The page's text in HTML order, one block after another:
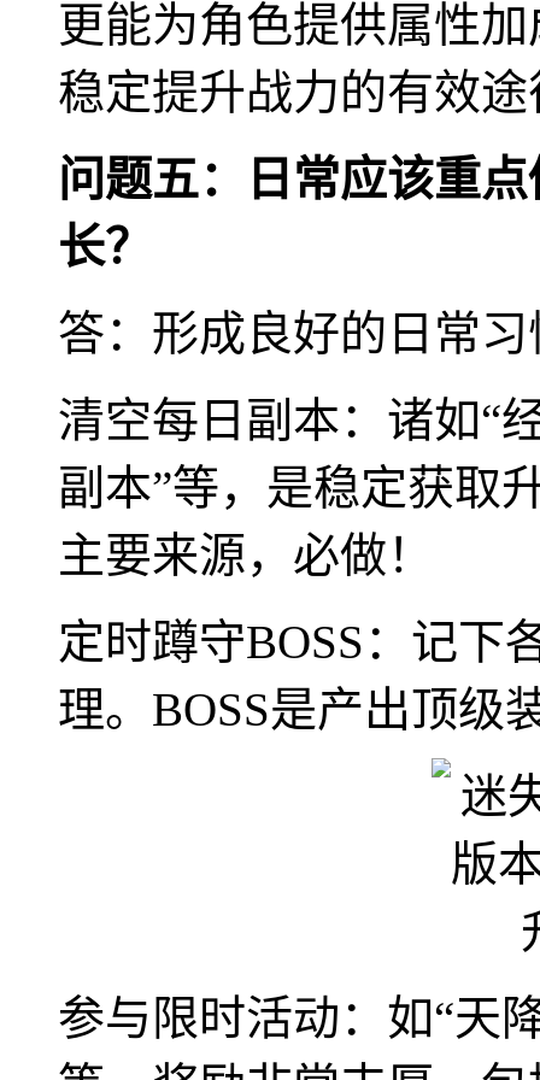
更能为角色提供属性
稳定提升战力的有效途
问题五：日常应该重
长？
答：形成良好的日常
清空每日副本：诸如“
副本”等，是稳定获取
主要来源，必做！
定时蹲守BOSS：记下
理。BOSS是产出顶级
参与限时活动：如“天